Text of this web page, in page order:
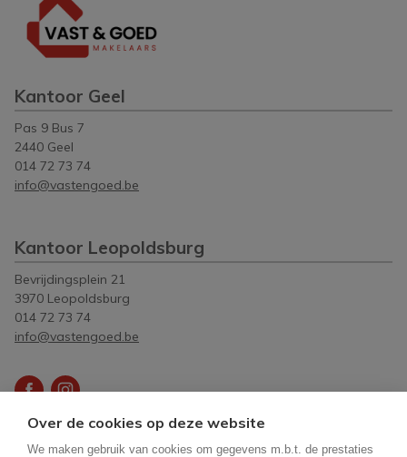
Kantoor Geel
Pas 9 Bus 7
2440 Geel
014 72 73 74
info@vastengoed.be
Kantoor Leopoldsburg
Bevrijdingsplein 21
3970 Leopoldsburg
014 72 73 74
info@vastengoed.be
Vastgoedmakelaar-bemiddelaar België BIV 512083-
Over de cookies op deze website
We maken gebruik van cookies om gegevens m.b.t. de prestaties